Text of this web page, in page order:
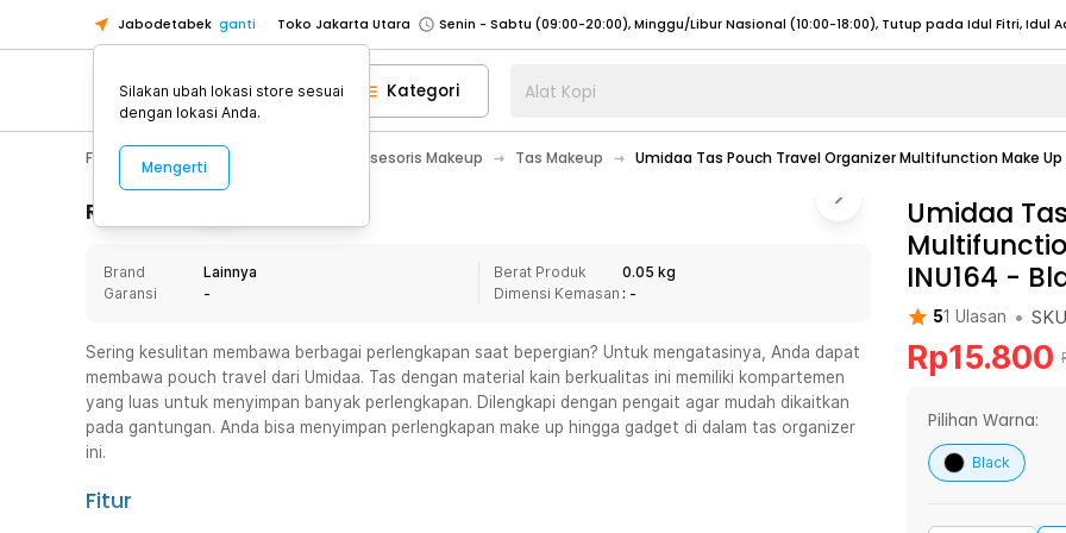
Jabodetabek ganti Toko Jakarta Utara
Toko Tangerang
Toko Cikupa
Pick n Go Jakarta Barat
Senin - Jumat (07:00 - 20:00), Sabtu - Minggu (08:00 - 20:00), Tutup pada Idul Fitri
Pick n Go Bekasi
Senin - Jumat (08:00 - 20:00), Sabtu - Minggu/ Libur Nasional (08:00 - 17:00) Selengkapnya
Senin - Jumat (08:00 - 20:00), Sabtu - Minggu/ Libur Nasional (08:00 - 17:00) Selengkapnya
Senin - Sabtu (09:00-20:00), Minggu/Libur Nasional (12:00-20:00), Tutup pada Idul Fitri
Senin - Sabtu (09:00-20:00), Minggu/Libur Nasional (12:00-20:00), Tutup pada Idul Fitri
Toko Tangerang
Toko Cikupa
Pick n Go Jakarta Barat
Senin - Jumat (07:00 - 20:00), Sabtu - Minggu (08:00 - 20:00), Tutup pada Idul Fitri
Senin - Jumat (08:00 - 20:00), Sabtu - Minggu/ Libur Nasional (08:00 - 17:00) Selengkapnya
Kategori Alat Kopi
Fashion, Make Up & Beauty Care Aksesoris Makeup Tas Makeup Umidaa Tas Pouch Travel Organizer Multifunction Make Up
Rincian Produk
Brand
Lainnya
Garansi
-
Berat Produk
0.05 kg
Dimensi Kemasan : -
Sering kesulitan membawa berbagai perlengkapan saat bepergian? Untuk mengatasinya, Anda dapat
membawa pouch travel dari Umidaa. Tas dengan material kain berkualitas ini memiliki kompartemen
yang luas untuk menyimpan banyak perlengkapan. Dilengkapi dengan pengait agar mudah dikaitkan
pada gantungan. Anda bisa menyimpan perlengkapan make up hingga gadget di dalam tas organizer
ini.
Fitur
Umidaa
INU164 -
51 Ulasan • SKU
Rp15.800
Pilihan Warna:
Black
Silakan ubah lokasi store sesuai
dengan lokasi Anda.
Mengerti